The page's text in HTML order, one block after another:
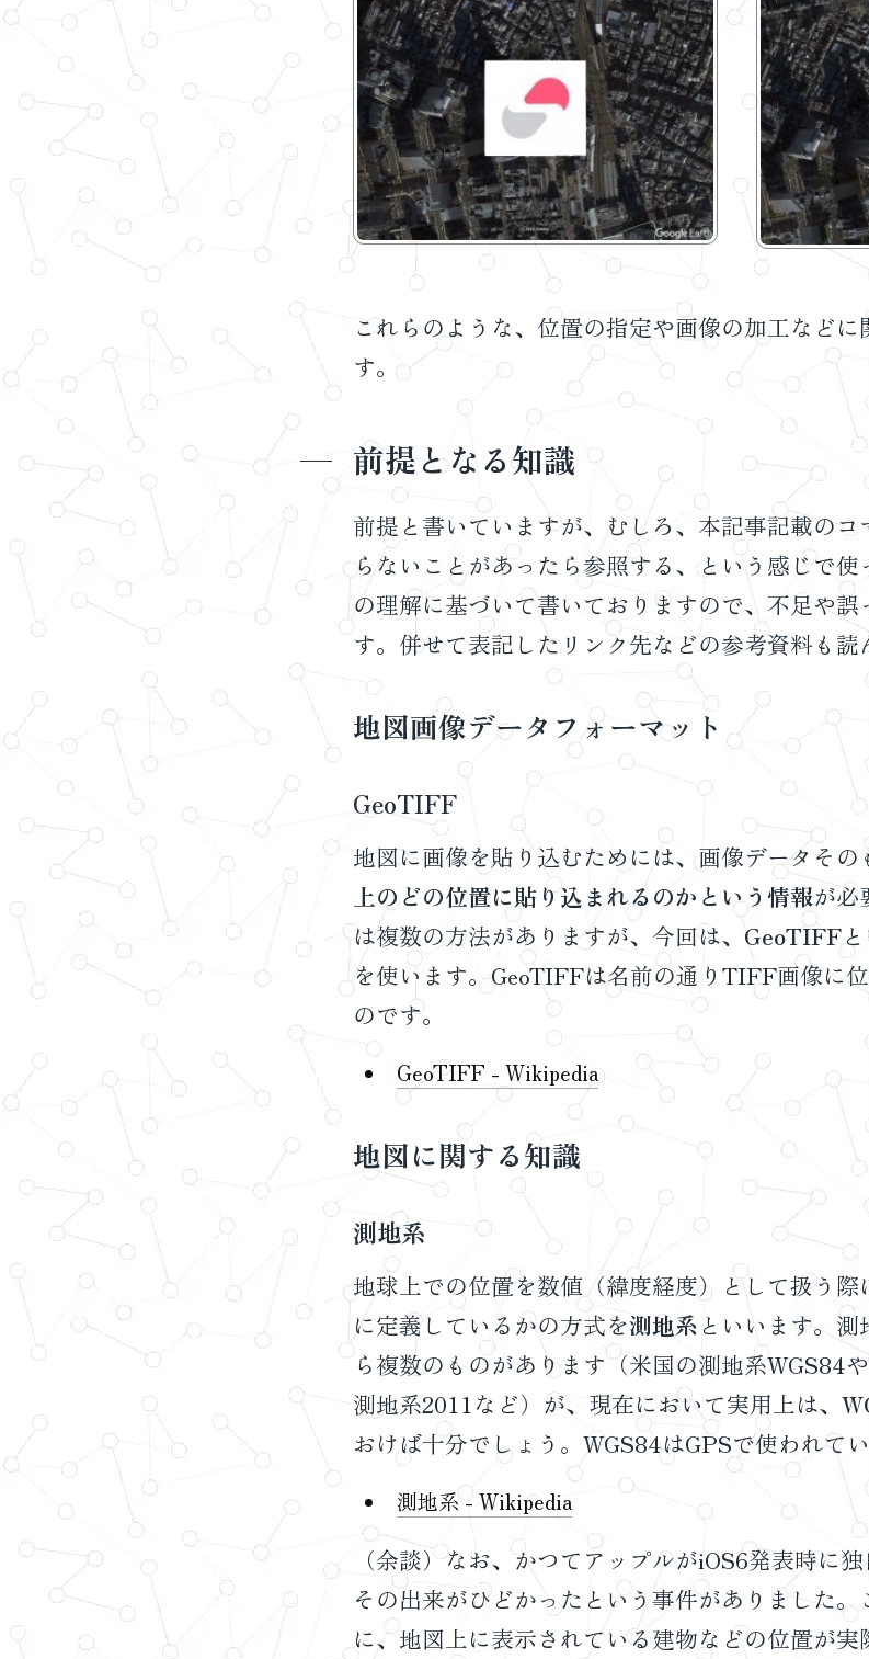
これらのような、位置の指定や画像の加工などに
す。
前提となる知識
前提と書いていますが、むしろ、本記事記載の
らないことがあったら参照する、という感じで
の理解に基づいて書いておりますので、不足や誤
す。併せて表記したリンク先などの参考資料も読
地図画像データフォーマット
GeoTIFF
地図に画像を貼り込むためには、画像データその
上のどの位置に貼り込まれるのかという情報が必
は複数の方法がありますが、今回は、GeoTIFF
を使います。GeoTIFFは名前の通りTIFF画像に
のです。
GeoTIFF - Wikipedia
地図に関する知識
測地系
地球上での位置を数値（緯度経度）として扱う際
に定義しているかの方式を測地系 といいます。
ら複数のものがあります（米国の測地系WGS84
測地系2011など）が、現在において実用上は、
おけば十分でしょう。WGS84はGPSで使われて
測地系 - Wikipedia
（余談）なお、かつてアップルがiOS6発表時に
その出来がひどかったという事件がありました
に、地図上に表示されている建物などの位置が